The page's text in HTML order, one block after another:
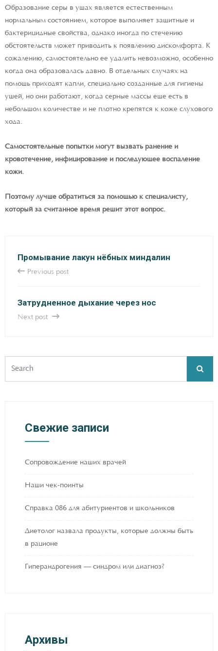
Образование серы в ушах является естественным
нормальным состоянием, которое выполняет защитные и
бактерицидные свойства, однако иногда по стечению
обстоятельств может приводить к появлению дискомфорта. К
сожалению, самостоятельно ее удалить невозможно, особенно
когда она образовалась давно. В отдельных случаях на
помощь приходят капли, специально созданные для гигиены
ушей, но они работают, когда серные массы еще есть в
небольшом количестве и не плотно крепятся к коже слухового
хода.
Самостоятельные попытки могут вызвать ранение и
кровотечение, инфицирование и последующее воспаление
кожи.
Поэтому лучше обратиться за помощью к специалисту,
который за считанное время решит этот вопрос.
Промывание лакун нёбных миндалин
Previous post
Затрудненное дыхание через нос
Next post
Свежие записи
Сопровождение наших врачей
Наши чек-поинты
Справка 086 для абитуриентов и школьников
Диетолог назвала продукты, которые должны быть
в рационе
Гиперандрогения — синдром или диагноз?
Архивы